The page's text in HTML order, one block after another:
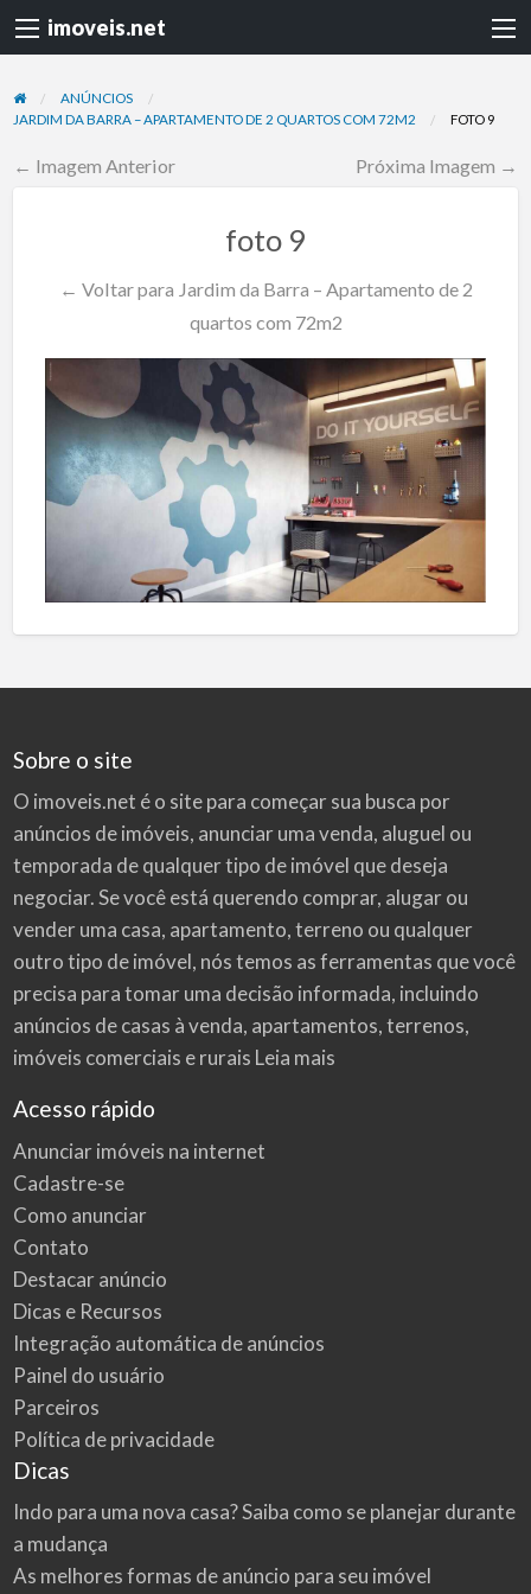
imoveis.net
ANÚNCIOS
JARDIM DA BARRA – APARTAMENTO DE 2 QUARTOS COM 72M2
FOTO 9
← Imagem Anterior Próxima Imagem →
foto 9
← Voltar para Jardim da Barra – Apartamento de 2
quartos com 72m2
Sobre o site
O imoveis.net é o site para começar sua busca por
anúncios de imóveis, anunciar uma venda, aluguel ou
temporada de qualquer tipo de imóvel que deseja
negociar. Se você está querendo comprar, alugar ou
vender uma casa, apartamento, terreno ou qualquer
outro tipo de imóvel, nós temos as ferramentas que você
precisa para tomar uma decisão informada, incluindo
anúncios de casas à venda, apartamentos, terrenos,
imóveis comerciais e rurais Leia mais
Acesso rápido
Anunciar imóveis na internet
Cadastre-se
Como anunciar
Contato
Destacar anúncio
Dicas e Recursos
Integração automática de anúncios
Painel do usuário
Parceiros
Política de privacidade
Dicas
Indo para uma nova casa? Saiba como se planejar durante
a mudança
As melhores formas de anúncio para seu imóvel